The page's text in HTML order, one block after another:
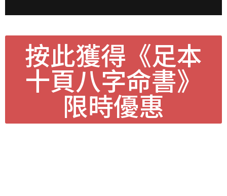
按此獲得《足本
十頁八字命書》
限時優惠